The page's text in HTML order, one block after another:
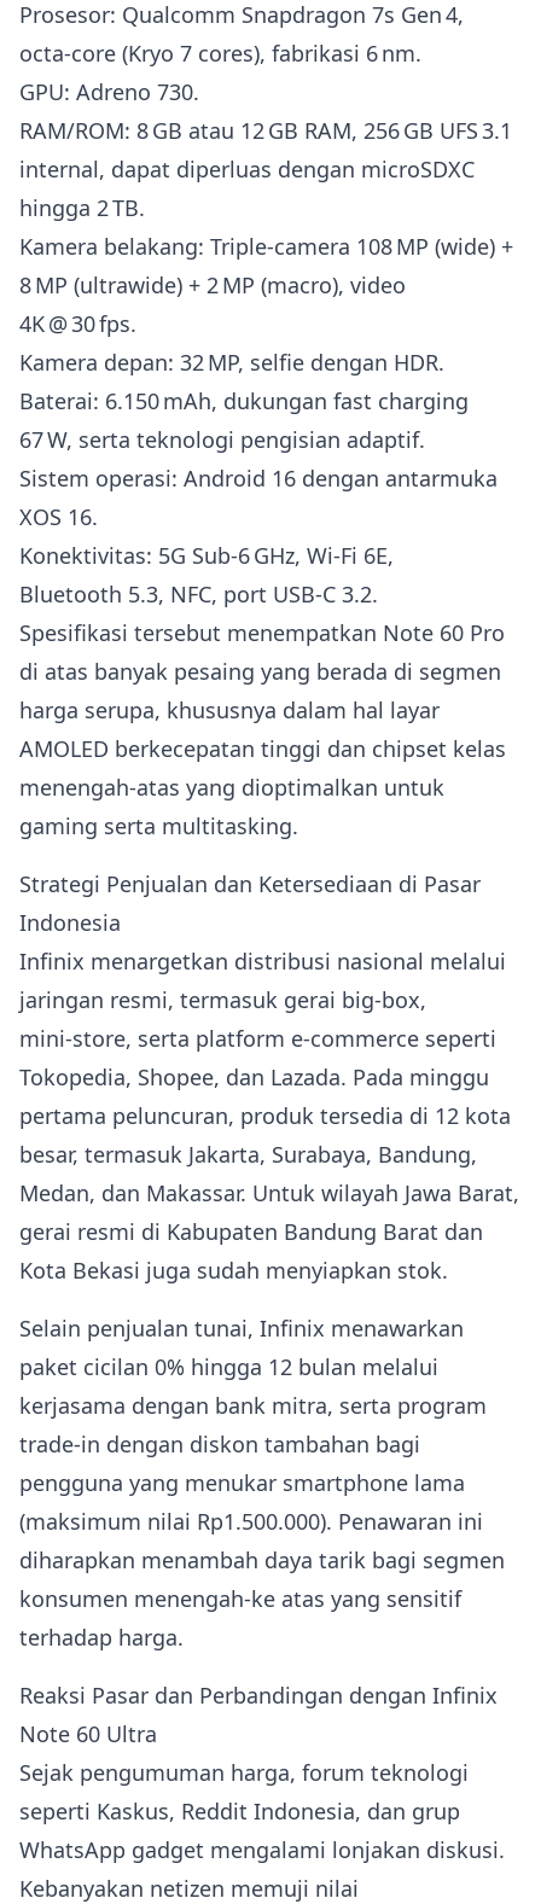
Prosesor: Qualcomm Snapdragon 7s Gen 4,
octa‑core (Kryo 7 cores), fabrikasi 6 nm.
GPU: Adreno 730.
RAM/ROM: 8 GB atau 12 GB RAM, 256 GB UFS 3.1
internal, dapat diperluas dengan microSDXC
hingga 2 TB.
Kamera belakang: Triple‑camera 108 MP (wide) +
8 MP (ultrawide) + 2 MP (macro), video
4K @ 30 fps.
Kamera depan: 32 MP, selfie dengan HDR.
Baterai: 6.150 mAh, dukungan fast charging
67 W, serta teknologi pengisian adaptif.
Sistem operasi: Android 16 dengan antarmuka
XOS 16.
Konektivitas: 5G Sub‑6 GHz, Wi‑Fi 6E,
Bluetooth 5.3, NFC, port USB‑C 3.2.
Spesifikasi tersebut menempatkan Note 60 Pro
di atas banyak pesaing yang berada di segmen
harga serupa, khususnya dalam hal layar
AMOLED berkecepatan tinggi dan chipset kelas
menengah‑atas yang dioptimalkan untuk
gaming serta multitasking.
Strategi Penjualan dan Ketersediaan di Pasar
Indonesia
Infinix menargetkan distribusi nasional melalui
jaringan resmi, termasuk gerai big‑box,
mini‑store, serta platform e‑commerce seperti
Tokopedia, Shopee, dan Lazada. Pada minggu
pertama peluncuran, produk tersedia di 12 kota
besar, termasuk Jakarta, Surabaya, Bandung,
Medan, dan Makassar. Untuk wilayah Jawa Barat,
gerai resmi di Kabupaten Bandung Barat dan
Kota Bekasi juga sudah menyiapkan stok.
Selain penjualan tunai, Infinix menawarkan
paket cicilan 0% hingga 12 bulan melalui
kerjasama dengan bank mitra, serta program
trade‑in dengan diskon tambahan bagi
pengguna yang menukar smartphone lama
(maksimum nilai Rp1.500.000). Penawaran ini
diharapkan menambah daya tarik bagi segmen
konsumen menengah‑ke atas yang sensitif
terhadap harga.
Reaksi Pasar dan Perbandingan dengan Infinix
Note 60 Ultra
Sejak pengumuman harga, forum teknologi
seperti Kaskus, Reddit Indonesia, dan grup
WhatsApp gadget mengalami lonjakan diskusi.
Kebanyakan netizen memuji nilai